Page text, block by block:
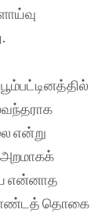
என்று
என்னாத
தொகை